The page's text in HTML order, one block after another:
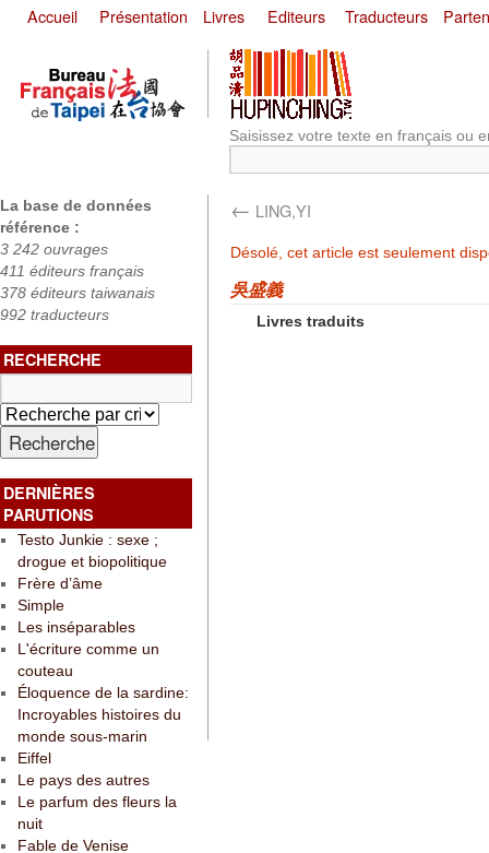
Accueil Présentation Livres Editeurs Traducteurs
Saisissez votre texte en français ou
La base de données
référence :
3 242 ouvrages
411 éditeurs français
378 éditeurs taiwanais
992 traducteurs
RECHERCHE
DERNIÈRES
PARUTIONS
Testo Junkie : sexe ;
drogue et biopolitique
Frère d’âme
Simple
Les inséparables
L'écriture comme un
couteau
Éloquence de la sardine:
Incroyables histoires du
monde sous-marin
Eiffel
Le pays des autres
Le parfum des fleurs la
nuit
Fable de Venise
← LING,YI
Désolé, cet article est seulement
吳盛義
Livres traduits